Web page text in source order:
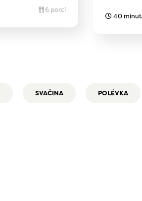
6 porcí
40 minut
SVAČINA POLÉVKA